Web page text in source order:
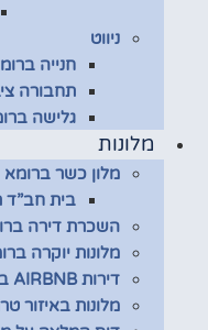
ניווט
חנייה
תחבורה
גלישה
מלונות
מלון כשר ברומא
בית חב”ד
השכרת דירה
מלונות יוקרה
דירות AIRBNB ברומא
מלונות באיזור